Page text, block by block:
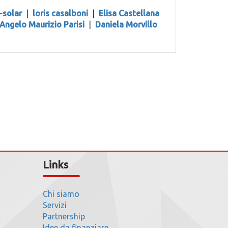
solar loris casalboni
Elisa Castellana
Angelo Maurizio Parisi
Daniela Morvillo
Links
Chi siamo
Servizi
Partnership